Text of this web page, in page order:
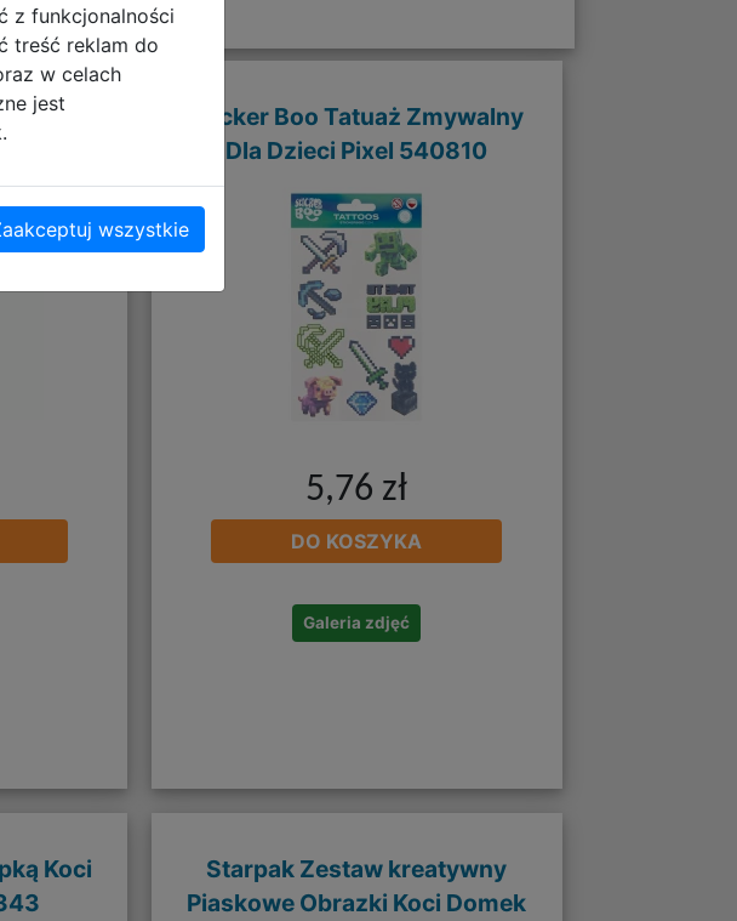
Gabi
Sticker Boo Tatuaż Zmywalny
Dla Dzieci Pixel 540810
5,76 zł
DO KOSZYKA
Galeria zdjęć
Koci
Starpak Zestaw kreatywny
Piaskowe Obrazki Koci Domek
z funkcjonalności
treść reklam do
w celach
jest
wszystkie